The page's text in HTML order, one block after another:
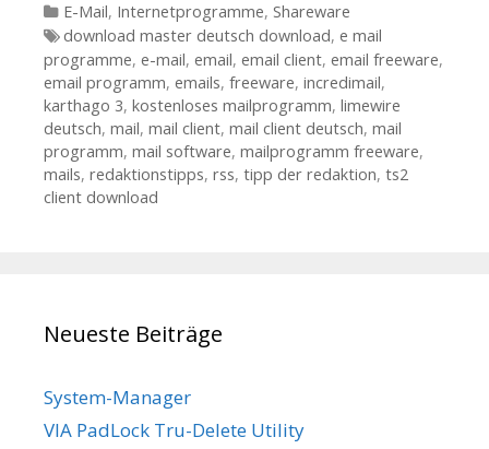
Kategorien
E-Mail, Internetprogramme, Shareware
Tags
download master deutsch download, e mail
programme, e-mail, email, email client, email freeware,
email programm, emails, freeware, incredimail,
karthago 3, kostenloses mailprogramm, limewire
deutsch, mail, mail client, mail client deutsch, mail
programm, mail software, mailprogramm freeware,
mails, redaktionstipps, rss, tipp der redaktion, ts2
client download
Neueste Beiträge
System-Manager
VIA PadLock Tru-Delete Utility